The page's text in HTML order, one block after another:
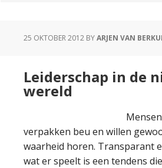
25 OKTOBER 2012 BYARJEN VAN
Leiderschap in de
wereld
verpakken beu en willen
waarheid horen. Transparant
wat er speelt is een tendens